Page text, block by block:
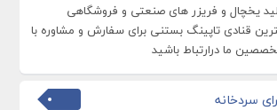
یخچال و فریزر های صنعتی و فروشگاهی
قنادی تاپینگ بستنی برای سفارش و مشاوره با
ما درارتباط باشید
سردخانه